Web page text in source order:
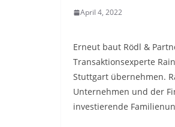
April 4, 2022
Erneut baut Rödl &
Transaktionsexperte
Stuttgart übernehmen.
Unternehmen und der
investierende